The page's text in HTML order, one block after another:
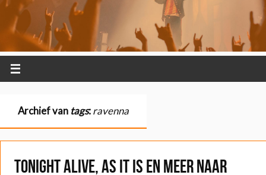
Archief van tags:ravenna
Tonight Alive, As It Is en meer naar